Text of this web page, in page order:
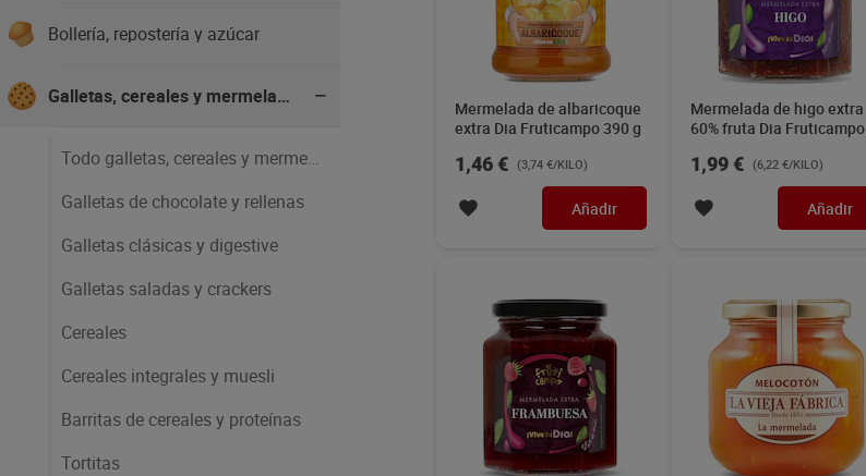
Bollería, repostería y azúcar
Galletas, cereales y mermeladas
Todo galletas, cereales y mermeladas
Galletas de chocolate y rellenas
Galletas clásicas y digestive
Galletas saladas y crackers
Cereales
Cereales integrales y muesli
Barritas de cereales y proteínas
Tortitas
Mermelada de albaricoque
extra Dia Fruticampo 390 g
1,46 € (3,74 €/KILO)
Añadir
Mermelada de higo extra
60% fruta Dia Fruticampo
1,99 € (6,22 €/KILO)
Añadir